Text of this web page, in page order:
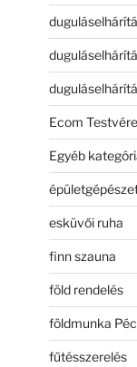
Ecom
Egyéb
esküvői ruha
finn szauna
föld rendelés
földmunka
fűtésszerelés